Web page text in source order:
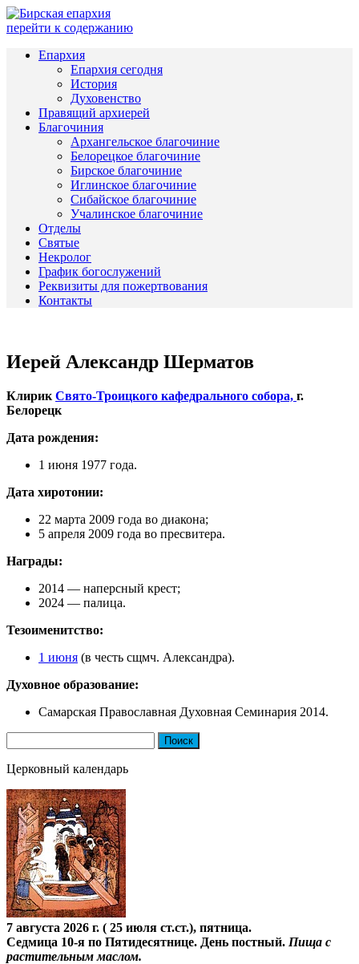
перейти к содержанию
Епархия
Епархия сегодня
История
Духовенство
Правящий архиерей
Благочиния
Архангельское благочиние
Белорецкое благочиние
Бирское благочиние
Иглинское благочиние
Сибайское благочиние
Учалинское благочиние
Отделы
Святые
Некролог
График богослужений
Реквизиты для пожертвования
Контакты
Иерей Александр Шерматов
Клирик Свято-Троицкого кафедрального собора, г.
Белорецк
Дата рождения:
1 июня 1977 года.
Дата хиротонии:
22 марта 2009 года во диакона;
5 апреля 2009 года во пресвитера.
Награды:
2014 — наперсный крест;
2024 — палица.
Тезоименитство:
1 июня (в честь сщмч. Александра).
Духовное образование:
Самарская Православная Духовная Семинария 2014.
Церковный календарь
7 августа 2026 г. ( 25 июля ст.ст.), пятница.
Седмица 10-я по Пятидесятнице. День постный. Пища с
растительным маслом.